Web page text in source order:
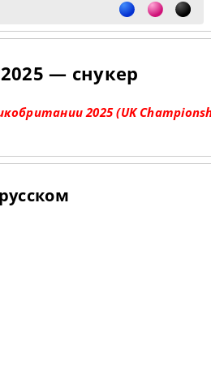
— снукер
2025 (UK